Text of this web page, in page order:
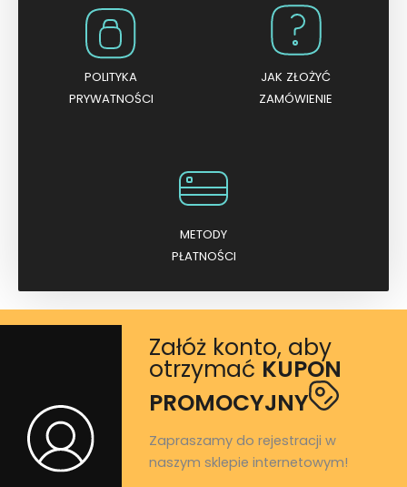
POLITYKA
PRYWATNOŚCI
JAK ZŁOŻYĆ
ZAMÓWIENIE
METODY
PŁATNOŚCI
Załóż konto, aby
otrzymać KUPON
PROMOCYJNY
Zapraszamy do rejestracji w
naszym sklepie internetowym!